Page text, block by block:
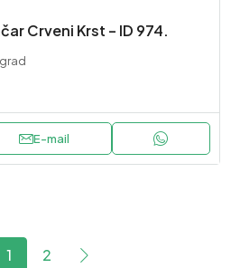
Crveni Krst – ID 974.
E-mail
1 2